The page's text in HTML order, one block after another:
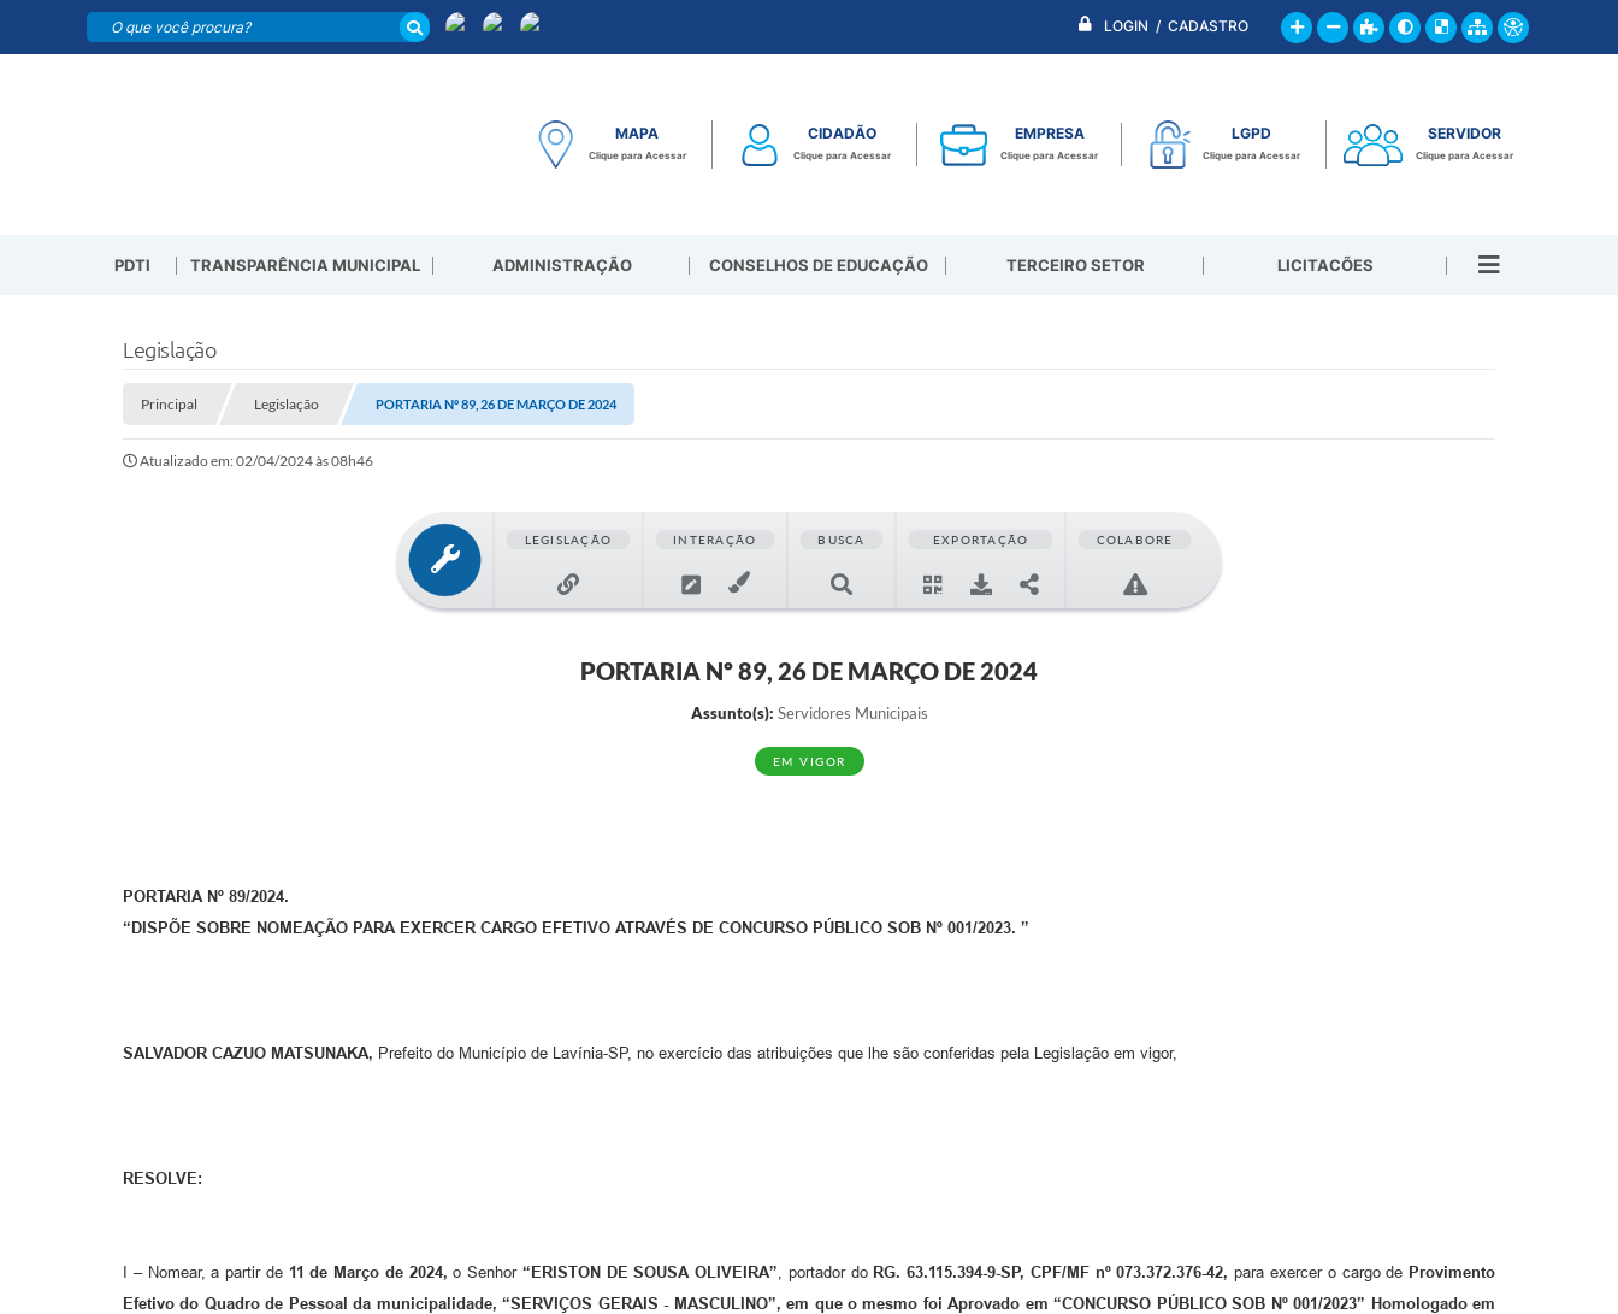
LOGIN / CADASTRO
MAPA
Clique para Acessar
CIDADÃO
Clique para Acessar
EMPRESA
Clique para Acessar
LGPD
Clique para Acessar
SERVIDOR
Clique para Acessar
PDTI TRANSPARÊNCIA MUNICIPAL ADMINISTRAÇÃO CONSELHOS DE EDUCAÇÃO TERCEIRO SETOR LICITACÕES
Legislação
Principal Legislação PORTARIA Nº 89, 26 DE MARÇO DE 2024
Atualizado em: 02/04/2024 às 08h46
LEGISLAÇÃO INTERAÇÃO BUSCA EXPORTAÇÃO COLABORE
PORTARIA Nº 89, 26 DE MARÇO DE 2024
Assunto(s): Servidores Municipais
EM VIGOR
PORTARIA Nº 89/2024.
“DISPÕE SOBRE NOMEAÇÃO PARA EXERCER CARGO EFETIVO ATRAVÉS DE CONCURSO PÚBLICO SOB Nº 001/2023. ”
SALVADOR CAZUO MATSUNAKA, Prefeito do Município de Lavínia-SP, no exercício das atribuições que lhe são conferidas pela Legislação em vigor,
RESOLVE:
I – Nomear, a partir de 11 de Março de 2024,o Senhor “ERISTON DE SOUSA OLIVEIRA” , portador do RG. 63.115.394-9-SP, CPF/MF nº 073.372.376-42, para exercer o cargo de Provimento
Efetivo do Quadro de Pessoal da municipalidade, “SERVIÇOS GERAIS - MASCULINO”, em que o mesmo foi Aprovado em “CONCURSO PÚBLICO SOB Nº 001/2023” Homologado em